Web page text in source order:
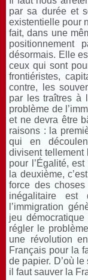
par sa durée et
existentielle pour
fait, dans une
positionnement
désormais. Elle
ceux qui sont
frontiéristes,
contre, les
par les traîtres à
problème de
et ne devra être
raisons : la
qui en
divisent tellement
pour l’Égalité,
la deuxième,
force des
inégalitaire est
l’immigration
jeu
régler le
une révolution
Français pour la
de papier. D’où
il faut sauver la